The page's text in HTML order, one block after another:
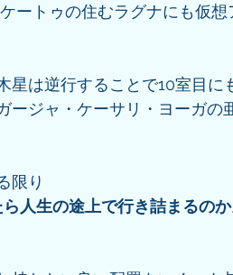
ートゥの住むラグナにも仮
星は逆行することで10室目に
ージャ・ケーサリ・ヨーガの
限り
人生の途上で行き詰まるのか